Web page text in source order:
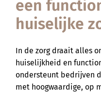
een
huiselijke
In de zorg draait alles
huiselijkheid en
ondersteunt bedrijven
met hoogwaardige, op